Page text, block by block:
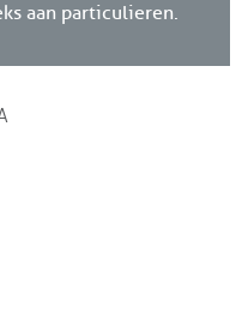
aan particulieren.